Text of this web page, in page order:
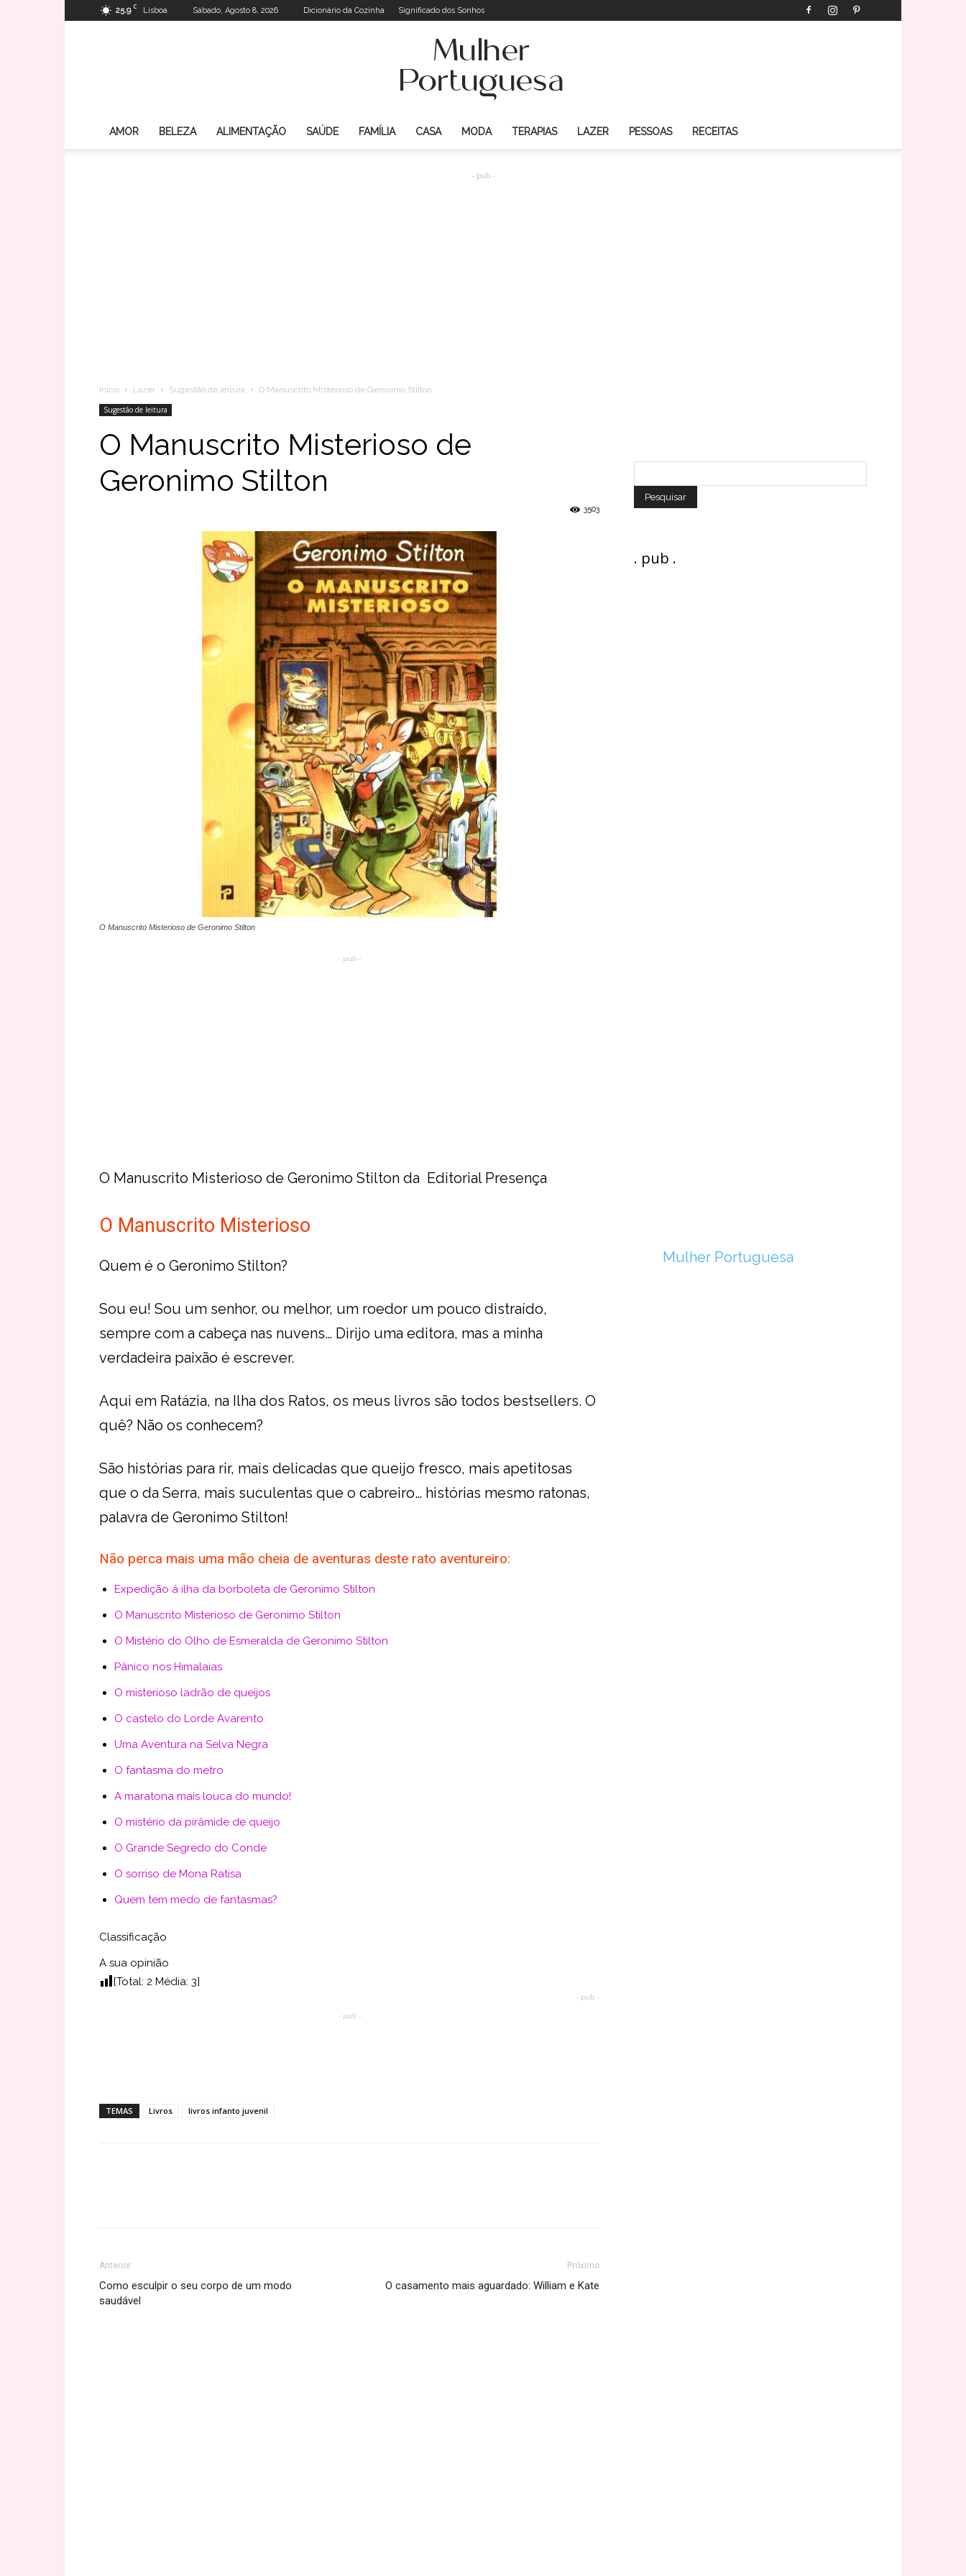
25.9 C Lisboa Sábado, Agosto 8, 2026 Dicionário da Cozinha Significado dos Sonhos
AMOR BELEZA ALIMENTAÇÃO SAÚDE FAMÍLIA CASA MODA TERAPIAS LAZER PESSOAS RECEITAS
- pub -
Inicio Lazer Sugestão de leitura
O Manuscrito Misterioso de Geronimo Stilton
Sugestão de leitura
O Manuscrito Misterioso de
Geronimo Stilton
3503
O Manuscrito Misterioso de Geronimo Stilton
- pub -
O Manuscrito Misterioso de Geronimo Stilton da Editorial Presença
O Manuscrito Misterioso
Quem é o Geronimo Stilton?
Sou eu! Sou um senhor, ou melhor, um roedor um pouco distraído,
sempre com a cabeça nas nuvens… Dirijo uma editora, mas a minha
verdadeira paixão é escrever.
Aqui em Ratázia, na Ilha dos Ratos, os meus livros são todos bestsellers. O
quê? Não os conhecem?
São histórias para rir, mais delicadas que queijo fresco, mais apetitosas
que o da Serra, mais suculentas que o cabreiro… histórias mesmo ratonas,
palavra de Geronimo Stilton!
Não perca mais uma mão cheia de aventuras deste rato aventureiro:
Expedição á ilha da borboleta de Geronimo Stilton
O Manuscrito Misterioso de Geronimo Stilton
O Mistério do Olho de Esmeralda de Geronimo Stilton
Pânico nos Himalaias
O misterioso ladrão de queijos
O castelo do Lorde Avarento
Uma Aventura na Selva Negra
O fantasma do metro
A maratona mais louca do mundo!
O mistério da pirâmide de queijo
O Grande Segredo do Conde
O sorriso de Mona Ratisa
Quem tem medo de fantasmas?
Classificação
A sua opinião
[Total: 2 Média: 3]
- pub -
- pub -
TEMAS Livros livros infanto juvenil
Anterior
Como esculpir o seu corpo de um modo
saudável
Próximo
O casamento mais aguardado: William e Kate
. pub .
Mulher Portuguesa